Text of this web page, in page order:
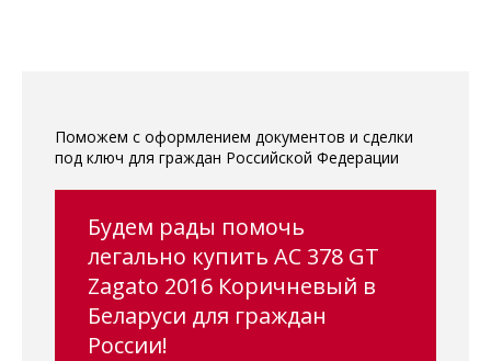
Поможем с оформлением документов и сделки
под ключ для граждан Российской Федерации
Будем рады помочь
легально купить AC 378 GT
Zagato 2016 Коричневый в
Беларуси для граждан
России!